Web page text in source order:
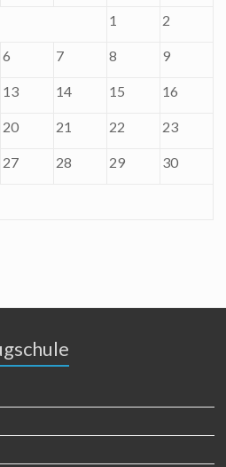
1 2
6 7 8 9
13 14 15 16
20 21 22 23
27 28 29 30